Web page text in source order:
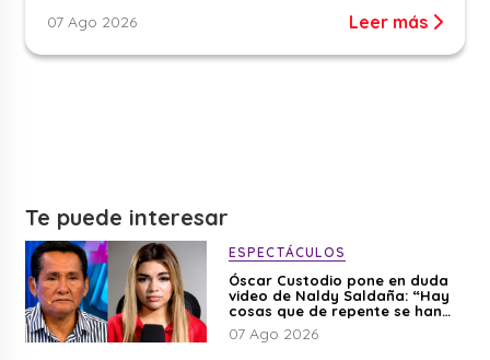
07 Ago 2026 Leer más
Te puede interesar
ESPECTÁCULOS
Óscar Custodio pone en duda
video de Naldy Saldaña: “Hay
cosas que de repente se han
editado”
07 Ago 2026